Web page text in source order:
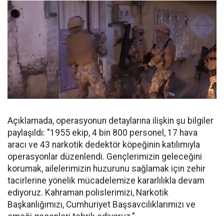
Açıklamada, operasyonun detaylarına ilişkin şu bilgiler
paylaşıldı: "1955 ekip, 4 bin 800 personel, 17 hava
aracı ve 43 narkotik dedektör köpeğinin katılımıyla
operasyonlar düzenlendi. Gençlerimizin geleceğini
korumak, ailelerimizin huzurunu sağlamak için zehir
tacirlerine yönelik mücadelemize kararlılıkla devam
ediyoruz. Kahraman polislerimizi, Narkotik
Başkanlığımızı, Cumhuriyet Başsavcılıklarımızı ve